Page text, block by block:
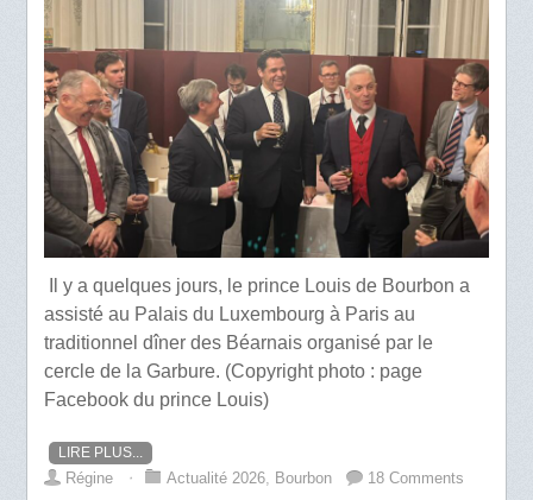
Il y a quelques jours, le prince Louis de Bourbon a
assisté au Palais du Luxembourg à Paris au
traditionnel dîner des Béarnais organisé par le
cercle de la Garbure. (Copyright photo : page
Facebook du prince Louis)
LIRE PLUS...
Régine ⋅ Actualité 2026 Bourbon 18 Comments